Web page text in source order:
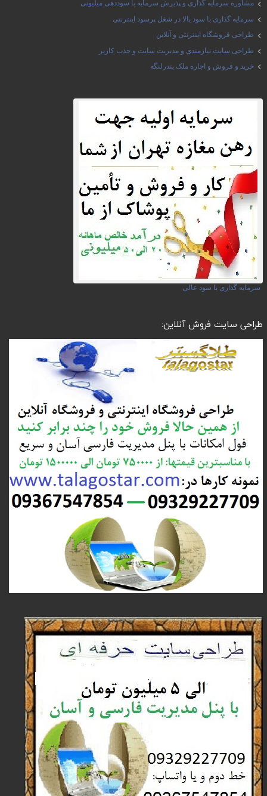
مشاوره سرمایه گذاری و پذیرش سرمایه با سوددهی میلیونی
سرمایه گذاری با سود بالا در شغل پرسود اینترنتی
طراحی فروشگاه اینترنتی و آنلاین
طراحی سایت نیازمندی و مدیریت سایت و جذب کاربر
خرید و فروش و اجاره ملک بندرلنگه
سرمایه گذاری با سود عالی
طراحی سایت فروش آنلاین: